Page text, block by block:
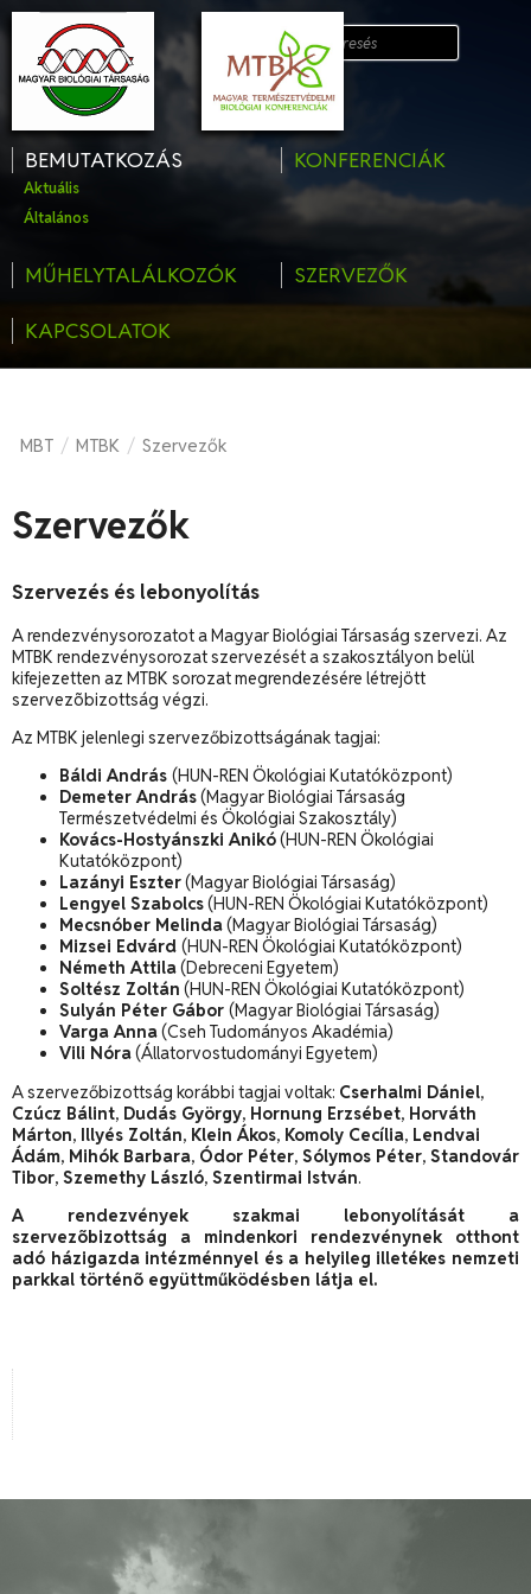
BEMUTATKOZÁS
Aktuális
Általános
KONFERENCIÁK
MŰHELYTALÁLKOZÓK SZERVEZŐK
KAPCSOLATOK
MBT / MTBK / Szervezők
Szervezők
Szervezés és lebonyolítás
A rendezvénysorozatot a Magyar Biológiai Társaság szervezi. Az
MTBK rendezvénysorozat szervezését a szakosztályon belül
kifejezetten az MTBK sorozat megrendezésére létrejött
szervezõbizottság végzi.
Az MTBK jelenlegi szervezőbizottságának tagjai:
Báldi András (HUN-REN Ökológiai Kutatóközpont)
Demeter András(Magyar Biológiai Társaság
Természetvédelmi és Ökológiai Szakosztály)
Kovács-Hostyánszki Anikó(HUN-REN Ökológiai
Kutatóközpont)
Lazányi Eszter(Magyar Biológiai Társaság)
Lengyel Szabolcs(HUN-REN Ökológiai Kutatóközpont)
Mecsnóber Melinda(Magyar Biológiai Társaság)
Mizsei Edvárd (HUN-REN Ökológiai Kutatóközpont)
Németh Attila(Debreceni Egyetem)
Soltész Zoltán (HUN-REN Ökológiai Kutatóközpont)
Sulyán Péter Gábor (Magyar Biológiai Társaság)
Varga Anna(Cseh Tudományos Akadémia)
Vili Nóra(Állatorvostudományi Egyetem)
A szervezőbizottság korábbi tagjai voltak: Cserhalmi Dániel,
Czúcz Bálint, Dudás György, Hornung Erzsébet, Horváth
Márton, Illyés Zoltán, Klein Ákos, Komoly Cecília, Lendvai
Ádám, Mihók Barbara, Ódor Péter, Sólymos Péter, Standovár
Tibor, Szemethy László, Szentirmai István.
A rendezvények szakmai lebonyolítását a
szervezõbizottság a mindenkori rendezvénynek otthont
adó házigazda intézménnyel és a helyileg illetékes nemzeti
parkkal történõ együttműködésben látja el.